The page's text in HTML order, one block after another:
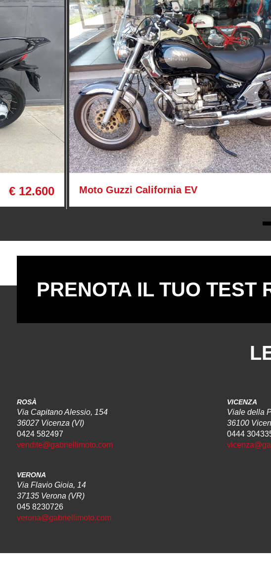
€ 12.600 Moto Guzzi California EV
PRENOTA IL TUO TEST
ROSÀ
Via Capitano Alessio, 154
36027 Vicenza (VI)
0424 582497
vendite@gabriellimoto.com
VICENZA
Viale della
36100
0444
VERONA
Via Flavio Gioia, 14
37135 Verona (VR)
045 8230726
verona@gabriellimoto.com